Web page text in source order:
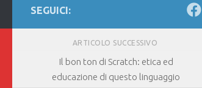
SEGUICI:
ARTICOLO SUCCESSIVO
Il bon ton di Scratch: etica ed
educazione di questo linguaggio